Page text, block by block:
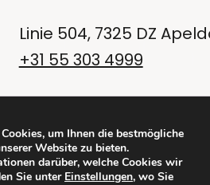
Linie 504, 7325 DZ
+31 55 303 4999
um Ihnen die bestmögliche
Website zu bieten.
darüber, welche Cookies wir
Sie unter Einstellungen, wo Sie